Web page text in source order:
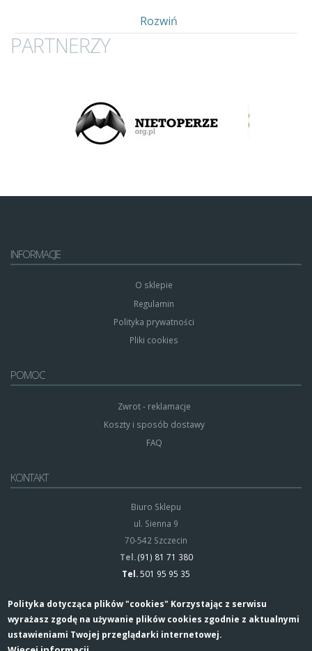
Pokaż
Rozwiń
PARTNERZY
INFORMACJE
O sklepie
Regulamin
Polityka prywatności
Pliki cookies
POMOC
Zwrot - reklamacje
Koszty i sposób dostawy
FAQ
KONTAKT
Biuro Sklepu
ul. Sienna 9
70-542 Szczecin
Tel.(91) 81 71 380
Tel.501 95 95 35
Polityka dotycząca plików "cookies" Korzystając z serwisu
wyrażasz zgodę na używanie plików cookies zgodnie z aktualnymi
ustawieniami Twojej przeglądarki internetowej.